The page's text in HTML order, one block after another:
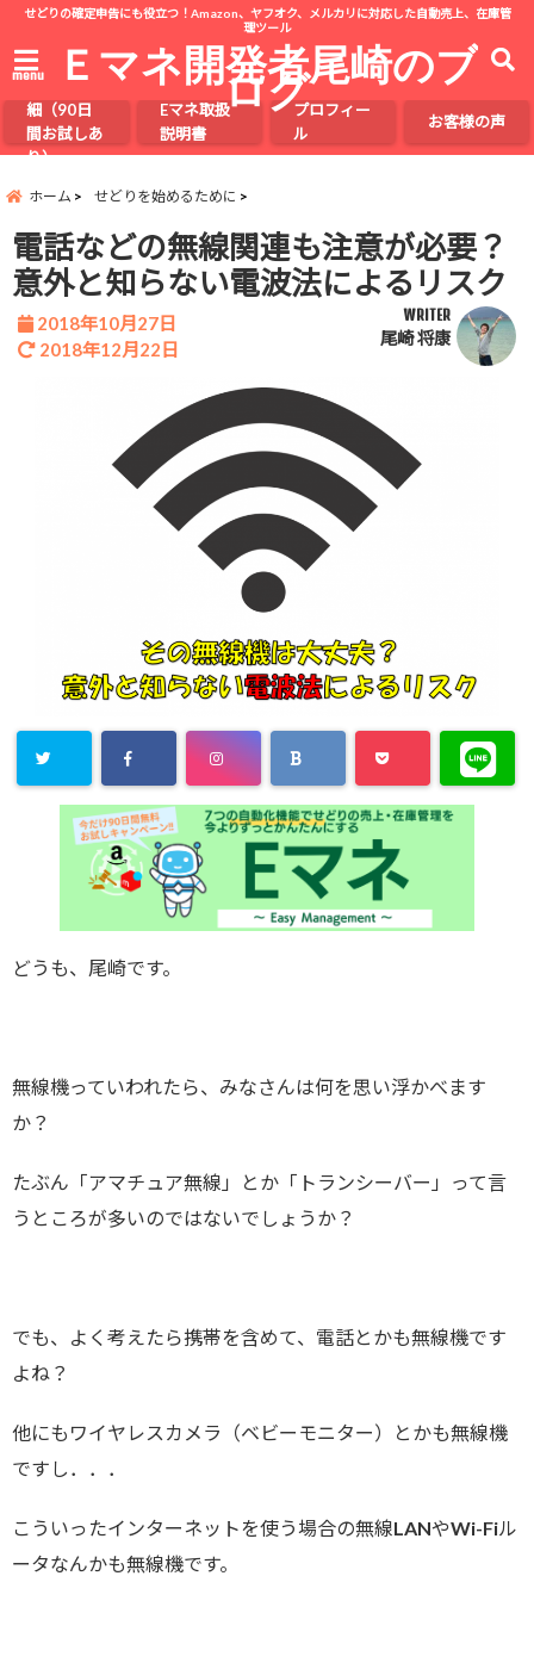
せどりの確定申告にも役立つ！Amazon、ヤフオク、メルカリに対応した自動売上、在庫管
理ツール
menu Ｅマネ開発者尾崎のブ
ログ
Eマネの詳
細（90日
間お試しあ
り）
Eマネ取扱
説明書
プロフィー
ル
お客様の声
ホーム せどりを始めるために
電話などの無線関連も注意が必要？
意外と知らない電波法によるリスク
2018年10月27日
2018年12月22日
WRITER
尾崎 将康
どうも、尾崎です。
無線機っていわれたら、みなさんは何を思い浮かべます
か？
たぶん「アマチュア無線」とか「トランシーバー」って言
うところが多いのではないでしょうか？
でも、よく考えたら携帯を含めて、電話とかも無線機です
よね？
他にもワイヤレスカメラ（ベビーモニター）とかも無線機
ですし．．．
こういったインターネットを使う場合の無線LANやWi-Fiル
ータなんかも無線機です。